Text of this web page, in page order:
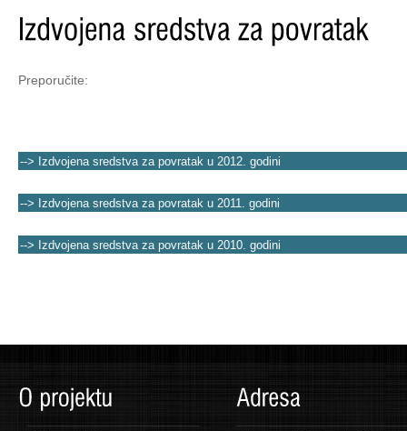
Preporučite:
--> Izdvojena sredstva za povratak u 2012. godini
--> Izdvojena sredstva za povratak u 2011. godini
--> Izdvojena sredstva za povratak u 2010. godini